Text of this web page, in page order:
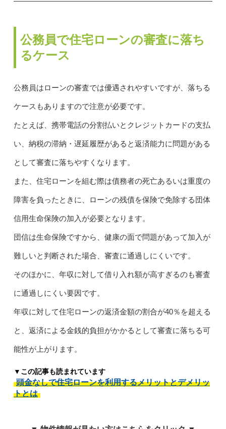
公務員で住宅ローンの審査に落ち
るケース
公務員はローンの審査では優遇されやすいですが、落ちる
ケースもありますので注意が必要です。
たとえば、携帯電話の分割払いとクレジットカードの支払
い、納税の滞納・遅延履歴があると返済能力に問題がある
として審査に落ちやすくなります。
また、住宅ローンを組む際は債務者の死亡あるいは重度の
障害を負ったときに、ローンの残債を保険で免除する団体
信用生命保険の加入が必要となります。
団信は生命保険ですから、健康の面で問題があって加入が
難しいと判断された場合、審査に通過しにくいです。
そのほかに、年収に対して借り入れ額が高すぎるのも審査
に通過しにくい要因です。
年収に対して住宅ローンの返済金額の割合が40％を超える
と、返済による金銭的負担がかかるとして審査に落ちる可
能性が上がります。
▼この記事も読まれています
頭金なしで住宅ローンを利用するメリットとデメリッ
トとは